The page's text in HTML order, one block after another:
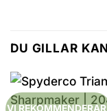
DU GILLAR
VI